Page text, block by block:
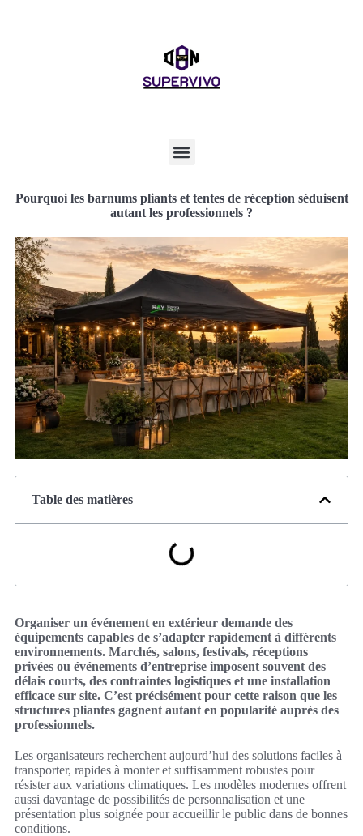
Pourquoi les barnums pliants et tentes de réception séduisent
autant les professionnels ?
Table des matières
Organiser un événement en extérieur demande des
équipements capables de s’adapter rapidement à différents
environnements. Marchés, salons, festivals, réceptions
privées ou événements d’entreprise imposent souvent des
délais courts, des contraintes logistiques et une installation
efficace sur site. C’est précisément pour cette raison que les
structures pliantes gagnent autant en popularité auprès des
professionnels.
Les organisateurs recherchent aujourd’hui des solutions faciles à
transporter, rapides à monter et suffisamment robustes pour
résister aux variations climatiques. Les modèles modernes offrent
aussi davantage de possibilités de personnalisation et une
présentation plus soignée pour accueillir le public dans de bonnes
conditions.